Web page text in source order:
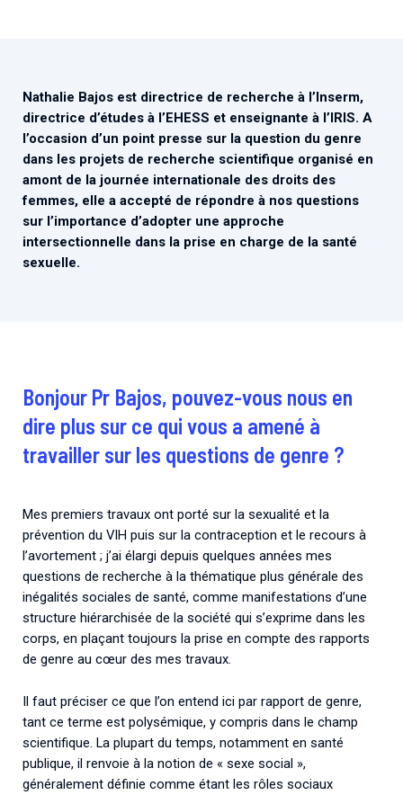
Nathalie Bajos est directrice de recherche à l’Inserm,
directrice d’études à l’EHESS et enseignante à l’IRIS. A
l’occasion d’un point presse sur la question du genre
dans les projets de recherche scientifique organisé en
amont de la journée internationale des droits des
femmes, elle a accepté de répondre à nos questions
sur l’importance d’adopter une approche
intersectionnelle dans la prise en charge de la santé
sexuelle.
Bonjour Pr Bajos, pouvez-vous nous en
dire plus sur ce qui vous a amené à
travailler sur les questions de genre ?
Mes premiers travaux ont porté sur la sexualité et la
prévention du VIH puis sur la contraception et le recours à
l’avortement ; j’ai élargi depuis quelques années mes
questions de recherche à la thématique plus générale des
inégalités sociales de santé, comme manifestations d’une
structure hiérarchisée de la société qui s’exprime dans les
corps, en plaçant toujours la prise en compte des rapports
de genre au cœur des mes travaux.
Il faut préciser ce que l’on entend ici par rapport de genre,
tant ce terme est polysémique, y compris dans le champ
scientifique. La plupart du temps, notamment en santé
publique, il renvoie à la notion de « sexe social »,
généralement définie comme étant les rôles sociaux